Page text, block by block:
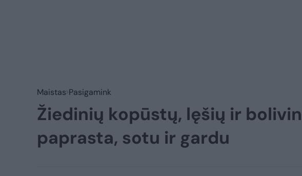
Maistas Pasigamink
Žiedinių kopūstų, lęšių ir
paprasta, sotu ir gardu